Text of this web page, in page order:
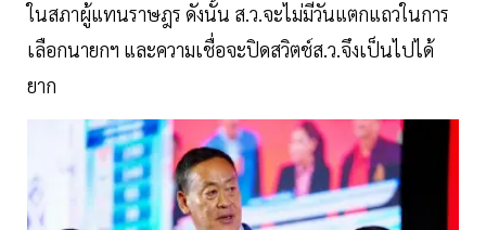
ในสภาผู้แทนราษฎร ดังนั้น ส.ว.จะไม่มีวันแตกแถวในการ
เลือกนายกฯ และความเชื่อจะปิดสวิตช์ส.ว.จึงเป็นไปได้
ยาก